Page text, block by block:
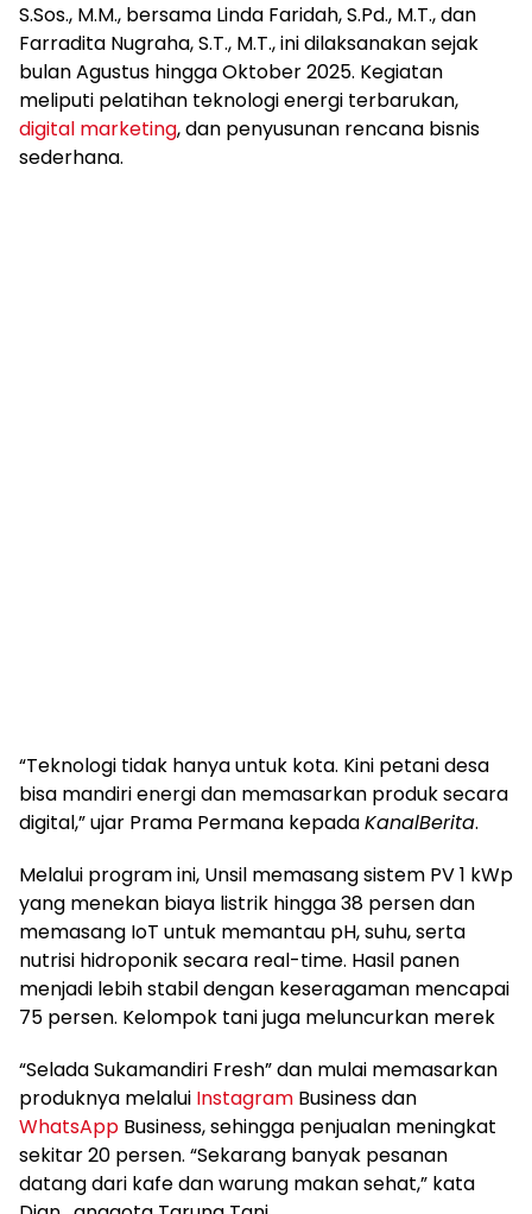
S.Sos., M.M., bersama Linda Faridah, S.Pd., M.T., dan
Farradita Nugraha, S.T., M.T., ini dilaksanakan sejak
bulan Agustus hingga Oktober 2025. Kegiatan
meliputi pelatihan teknologi energi terbarukan,
digital marketing, dan penyusunan rencana bisnis
sederhana.
“Teknologi tidak hanya untuk kota. Kini petani desa
bisa mandiri energi dan memasarkan produk secara
digital,” ujar Prama Permana kepadaKanalBerita.
Melalui program ini, Unsil memasang sistem PV 1 kWp
yang menekan biaya listrik hingga 38 persen dan
memasang IoT untuk memantau pH, suhu, serta
nutrisi hidroponik secara real-time. Hasil panen
menjadi lebih stabil dengan keseragaman mencapai
75 persen. Kelompok tani juga meluncurkan merek
“Selada Sukamandiri Fresh” dan mulai memasarkan
produknya melalui Instagram Business dan
WhatsApp Business, sehingga penjualan meningkat
sekitar 20 persen. “Sekarang banyak pesanan
datang dari kafe dan warung makan sehat,” kata